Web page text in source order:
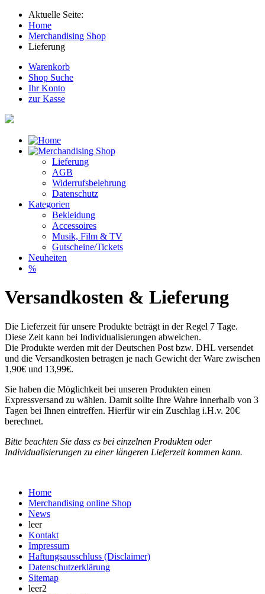
Aktuelle Seite:
Home
Merchandising Shop
Lieferung
Warenkorb
Shop Suche
Ihr Konto
zur Kasse
Lieferung
AGB
Widerrufsbelehrung
Datenschutz
Kategorien
Bekleidung
Accessoires
Musik, Film & TV
Gutscheine/Tickets
Neuheiten
%
Versandkosten & Lieferung
Die Lieferzeit für unsere Produkte beträgt in der Regel 7 Tage.
Diese Zeit kann bei Individualisierungen abweichen.
Die Produkte werden mit der Deutschen Post bzw. DHL versendet
und die Versandkosten betragen je nach Gewicht der Ware zwischen
1,90€ und 13,99€.
Sie haben die Möglichkeit bei unseren Produkten einen
Expressversand zu wählen. Damit sollte Ihre Wahre innerhalb von 3
Tagen bei Ihnen eintreffen. Hierfür wir ein Zuschlag i.H.v. 20€
berechnet.
Bitte beachten Sie dass es bei einzelnen Produkten oder
Individualisierungen zu einer längeren Lieferzeit kommen kann.
Home
Merchandising online Shop
News
leer
Kontakt
Impressum
Haftungsausschluss (Disclaimer)
Datenschutzerklärung
Sitemap
leer2